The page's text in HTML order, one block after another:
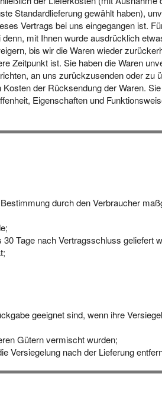
Standardlieferung gewählt haben),
Vertrags bei uns eingegangen ist.
mit Ihnen wurde ausdrücklich
bis wir die Waren wieder
Zeitpunkt ist. Sie haben die Waren
an uns zurückzusenden oder zu
der Rücksendung der Waren.
Eigenschaften und
durch den Verbraucher
Tage nach Vertragsschluss geliefert
geeignet sind, wenn ihre
Gütern vermischt wurden;
Versiegelung nach der Lieferung